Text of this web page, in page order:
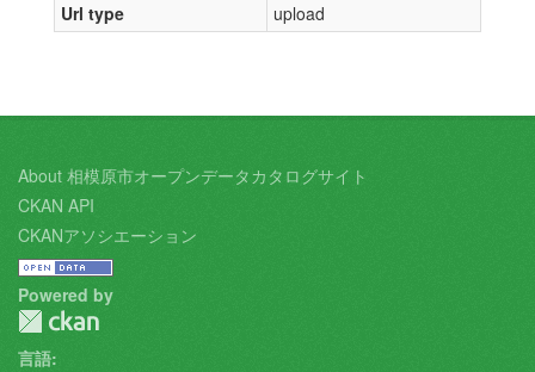
Url type
upload
About 相模原市オープンデータカタログサイト
CKAN API
CKANアソシエーション
Powered by
言語